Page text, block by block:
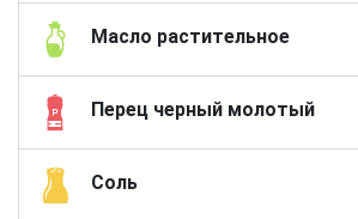
Масло растительное
Перец черный молотый
Соль